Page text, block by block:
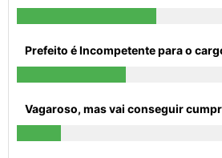
Prefeito é Incompetente para o
Vagaroso, mas vai conseguir